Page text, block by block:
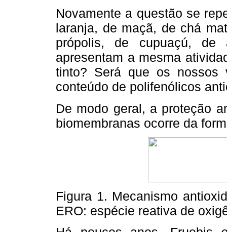
Novamente a questão se
laranja, de maçã, de chá
própolis, de cupuaçú,
apresentam a mesma
tinto? Será que os nossos
conteúdo de polifenólicos
De modo geral, a proteção
biomembranas ocorre da
Figura 1. Mecanismo
ERO: espécie reativa de